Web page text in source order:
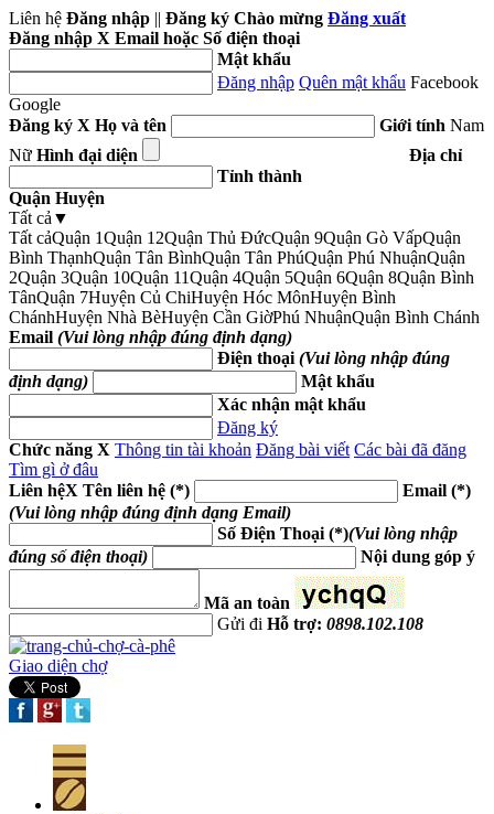
Liên hệ Đăng nhập || Đăng ký Chào mừng Đăng xuất
Đăng nhập X Email hoặc Số điện thoại
Mật khẩu
Đăng nhập Quên mật khẩu Facebook
Google
Đăng ký X Họ và tên Giới tính Nam
Nữ Hình đại diện
Địa chỉ
Tỉnh thành
Quận Huyện
Tất cả ▼
Tất cảQuận 1Quận 12Quận Thủ ĐứcQuận 9Quận Gò VấpQuận
Bình ThạnhQuận Tân BìnhQuận Tân PhúQuận Phú NhuậnQuận
2Quận 3Quận 10Quận 11Quận 4Quận 5Quận 6Quận 8Quận Bình
TânQuận 7Huyện Củ ChiHuyện Hóc MônHuyện Bình
ChánhHuyện Nhà BèHuyện Cần GiờPhú NhuậnQuận Bình Chánh
Email (Vui lòng nhập đúng định dạng)
Điện thoại (Vui lòng nhập đúng
định dạng)
Mật khẩu
Xác nhận mật khẩu
Đăng ký
Chức năng X Thông tin tài khoản Đăng bài viết Các bài đã đăng
Tìm gì ở đâu
Liên hệX Tên liên hệ (*)
Email (*)
(Vui lòng nhập đúng định dạng Email)
Số Điện Thoại (*)(Vui lòng nhập
đúng số điện thoại)
Nội dung góp ý
Mã an toàn
Gửi đi Hỗ trợ: 0898.102.108
Giao diện chợ